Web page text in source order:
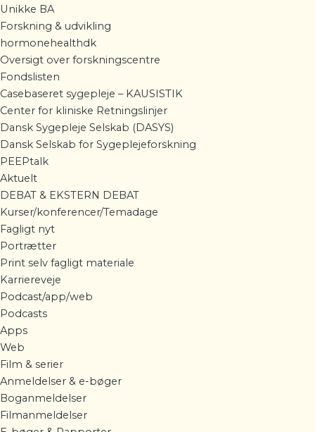
Unikke BA
Forskning & udvikling
hormonehealthdk
Oversigt over forskningscentre
Fondslisten
Casebaseret sygepleje – KAUSISTIK
Center for kliniske Retningslinjer
Dansk Sygepleje Selskab (DASYS)
Dansk Selskab for Sygeplejeforskning
PEEPtalk
Aktuelt
DEBAT & EKSTERN DEBAT
Kurser/konferencer/Temadage
Fagligt nyt
Portrætter
Print selv fagligt materiale
Karriereveje
Podcast/app/web
Podcasts
Apps
Web
Film & serier
Anmeldelser & e-bøger
Boganmeldelser
Filmanmeldelser